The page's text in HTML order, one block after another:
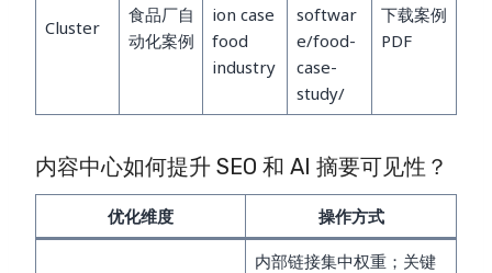
Cluster
食品厂自
动化案例
ion case
food
industry
softwar
e/food-
case-
study/
下载案例
PDF
内容中心如何提升 SEO 和 AI 摘要可见性？
优化维度 操作方式
内部链接集中权重；关键